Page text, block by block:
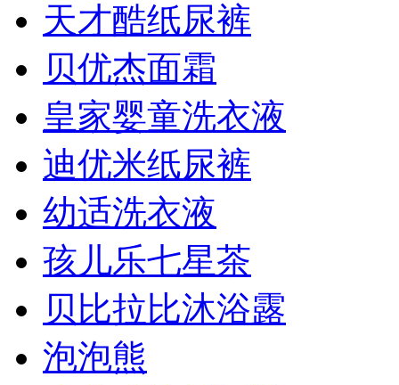
天才酷纸尿裤
贝优杰面霜
皇家婴童洗衣液
迪优米纸尿裤
幼适洗衣液
孩儿乐七星茶
贝比拉比沐浴露
泡泡熊